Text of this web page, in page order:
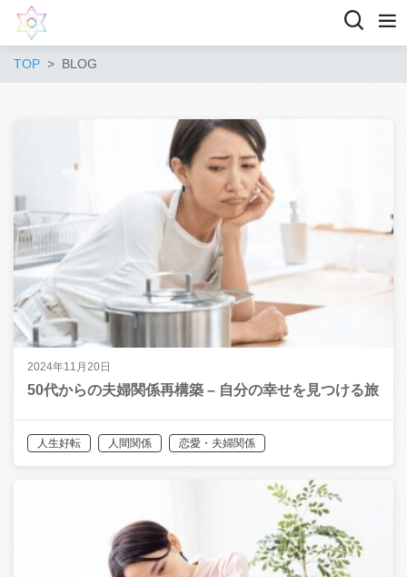
TOP BLOG
2024年11月20日
50代からの夫婦関係再構築 – 自分の幸せを見つける旅
人生好転 人間関係 恋愛・夫婦関係